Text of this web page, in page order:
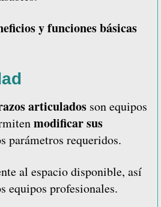
y funciones básicas
articulados son equipos
modificar sus
parámetros requeridos.
al espacio disponible, así
equipos profesionales.